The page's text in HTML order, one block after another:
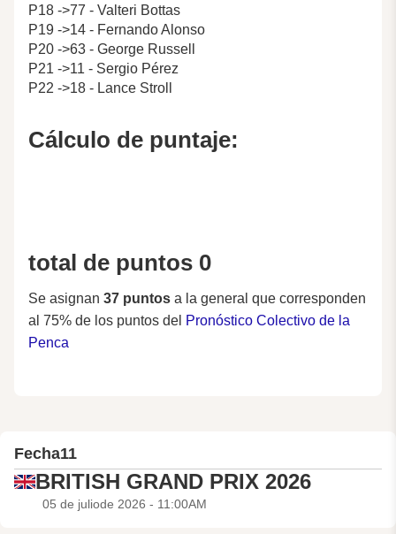
P18 ->77 - Valteri Bottas
P19 ->14 - Fernando Alonso
P20 ->63 - George Russell
P21 ->11 - Sergio Pérez
P22 ->18 - Lance Stroll
Cálculo de puntaje:
total de puntos 0
Se asignan 37 puntos a la general que corresponden
al 75% de los puntos del Pronóstico Colectivo de la
Penca
Fecha11
BRITISH GRAND PRIX 2026
05 de juliode 2026 - 11:00AM